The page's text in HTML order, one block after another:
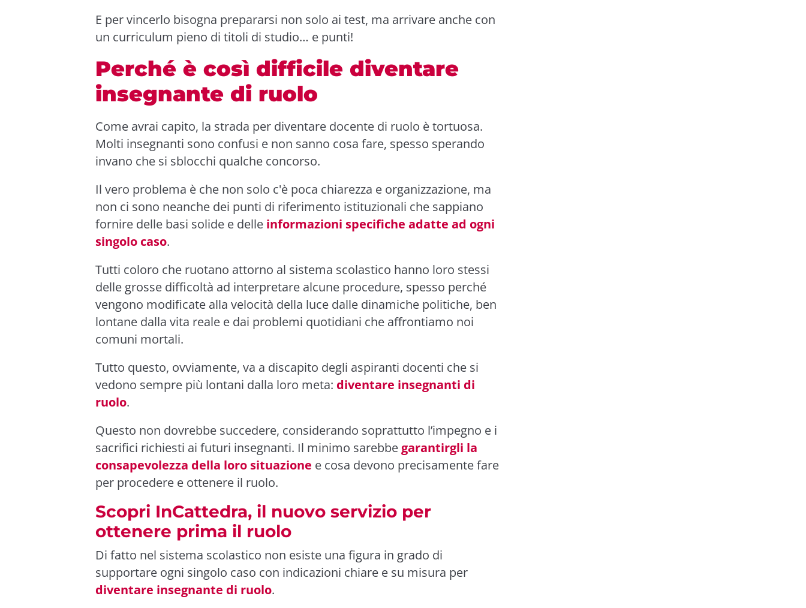
E per vincerlo bisogna prepararsi non solo ai test, ma arrivare anche con
un curriculum pieno di titoli di studio… e punti!
Perché è così difficile diventare
insegnante di ruolo
Come avrai capito, la strada per diventare docente di ruolo è tortuosa.
Molti insegnanti sono confusi e non sanno cosa fare, spesso sperando
invano che si sblocchi qualche concorso.
Il vero problema è che non solo c'è poca chiarezza e organizzazione, ma
non ci sono neanche dei punti di riferimento istituzionali che sappiano
fornire delle basi solide e delle informazioni specifiche adatte ad ogni
singolo caso.
Tutti coloro che ruotano attorno al sistema scolastico hanno loro stessi
delle grosse difficoltà ad interpretare alcune procedure, spesso perché
vengono modificate alla velocità della luce dalle dinamiche politiche, ben
lontane dalla vita reale e dai problemi quotidiani che affrontiamo noi
comuni mortali.
Tutto questo, ovviamente, va a discapito degli aspiranti docenti che si
vedono sempre più lontani dalla loro meta: diventare insegnanti di
ruolo.
Questo non dovrebbe succedere, considerando soprattutto l’impegno e i
sacrifici richiesti ai futuri insegnanti. Il minimo sarebbe garantirgli la
consapevolezza della loro situazione e cosa devono precisamente fare
per procedere e ottenere il ruolo.
Scopri InCattedra, il nuovo servizio per
ottenere prima il ruolo
Di fatto nel sistema scolastico non esiste una figura in grado di
supportare ogni singolo caso con indicazioni chiare e su misura per
diventare insegnante di ruolo.